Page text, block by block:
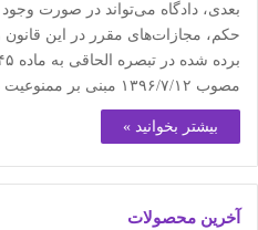
بعدی، دادگاه می‌تواند در صورت
حکم، مجازات‌های مقرر در این قانون
مصوب ۱۳۹۶/۷/۱۲ مبنی بر ممنوعیت دادگاه در استفاده از نهادهای…
بیشتر بخوانید »
آخرین محصولات